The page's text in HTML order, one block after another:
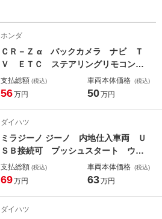
ホンダ
ＣＲ－Ｚ α バックカメラ ナビ Ｔ
Ｖ ＥＴＣ ステアリングリモコン
キーレスエントリー クルーズコント
ロール 純正アルミホイール アイド
支払総額 (税込)
56万円
車両本体価格 (税込)
50万円
ダイハツ
ミラジーノ ジーノ 内地仕入車両 Ｕ
ＳＢ接続可 プッシュスタート ウッ
ドコンビステアリング オーバーフェ
ンダー １３インチアルミホイール
支払総額 (税込)
69万円
車両本体価格 (税込)
63万円
ダイハツ